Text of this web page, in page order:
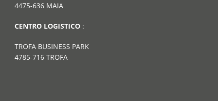
4475-636 MAIA
CENTRO LOGISTICO :
TROFA BUSINESS PARK
4785-716 TROFA